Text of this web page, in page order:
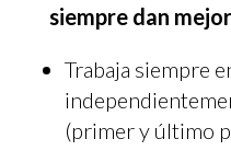
siempre dan
Trabaja siempre
(primer y último